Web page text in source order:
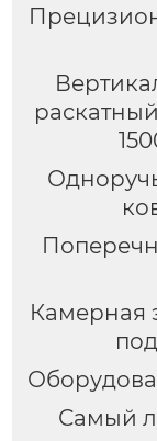
Камерная
Самый